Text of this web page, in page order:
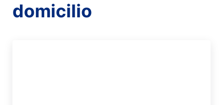
domicilio